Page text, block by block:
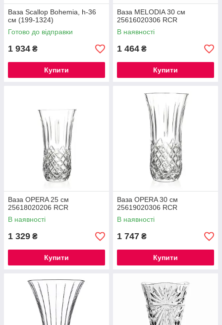
Ваза Scallop Bohemia, h-36
см (199-1324)
Готово до відправки
1 934 ₴
Купити
Ваза MELODIA 30 см
25616020306 RCR
В наявності
1 464 ₴
Купити
Ваза OPERA 25 см
25618020206 RCR
В наявності
1 329 ₴
Купити
Ваза OPERA 30 см
25619020306 RCR
В наявності
1 747 ₴
Купити